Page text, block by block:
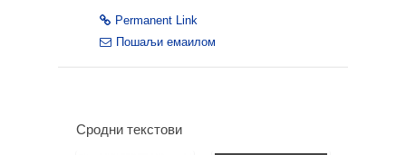
Permanent Link
Пошаљи емаилом
Сродни текстови